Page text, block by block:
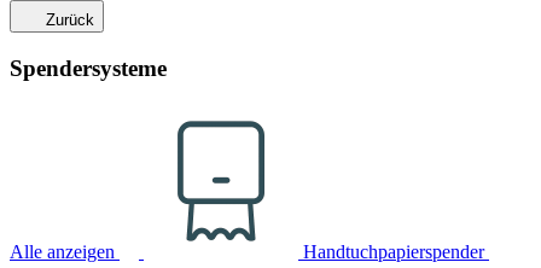
Zurück
Spendersysteme
Alle anzeigen Handtuchpapierspender